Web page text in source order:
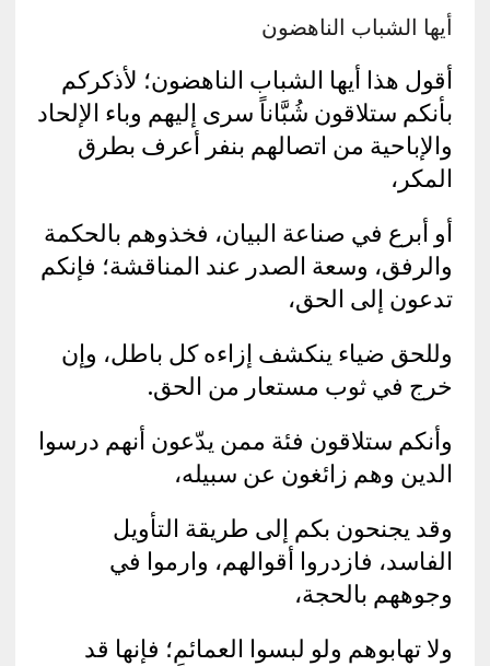
أيها الشباب الناهضون
أقول هذا أيها الشباب الناهضون؛ لأذكركم
بأنكم ستلاقون شُبَّاناً سرى إليهم وباء الإلحاد
والإباحية من اتصالهم بنفر أعرف بطرق
المكر،
أو أبرع في صناعة البيان، فخذوهم بالحكمة
والرفق، وسعة الصدر عند المناقشة؛ فإنكم
تدعون إلى الحق،
وللحق ضياء ينكشف إزاءه كل باطل، وإن
خرج في ثوب مستعار من الحق.
وأنكم ستلاقون فئة ممن يدّعون أنهم درسوا
الدين وهم زائغون عن سبيله،
وقد يجنحون بكم إلى طريقة التأويل
الفاسد، فازدروا أقوالهم، وارموا في
وجوههم بالحجة،
ولا تهابوهم ولو لبسوا العمائم؛ فإنها قد